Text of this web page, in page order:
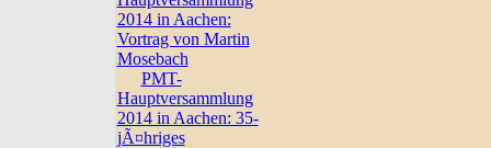
2014 in Aachen:
Vortrag von Martin
Mosebach
PMT-
Hauptversammlung
2014 in Aachen: 35-
jÃ¤hriges